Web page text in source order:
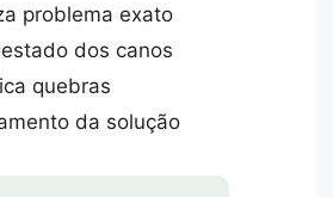
problema exato
dos canos
quebras
da solução